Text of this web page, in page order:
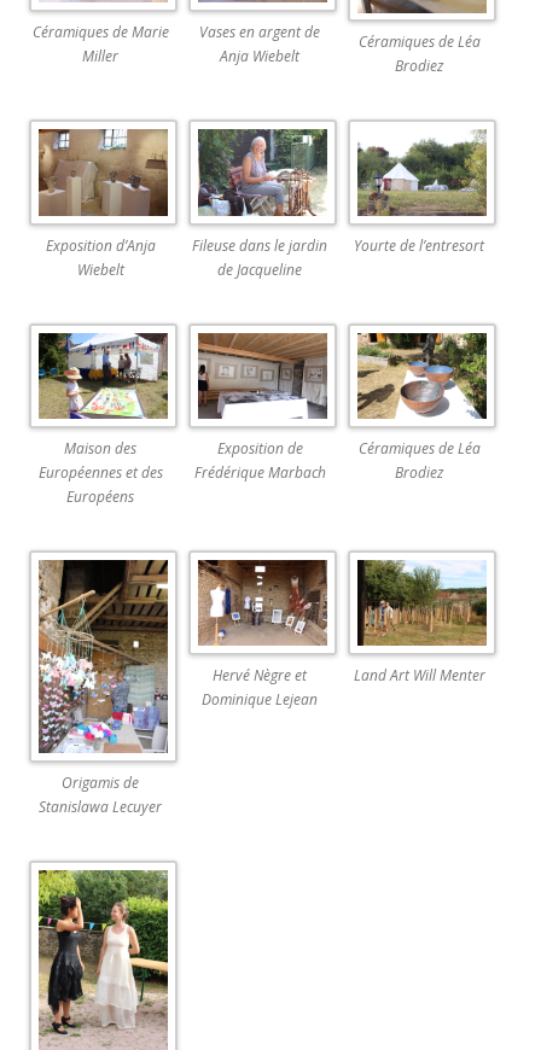
Céramiques de Marie
Miller
Vases en argent de
Anja Wiebelt
Céramiques de Léa
Brodiez
Exposition d’Anja
Wiebelt
Fileuse dans le jardin
de Jacqueline
Yourte de l’entresort
Maison des
Européennes et des
Européens
Exposition de
Frédérique Marbach
Céramiques de Léa
Brodiez
Origamis de
Stanislawa Lecuyer
Hervé Nègre et
Dominique Lejean
Land Art Will Menter